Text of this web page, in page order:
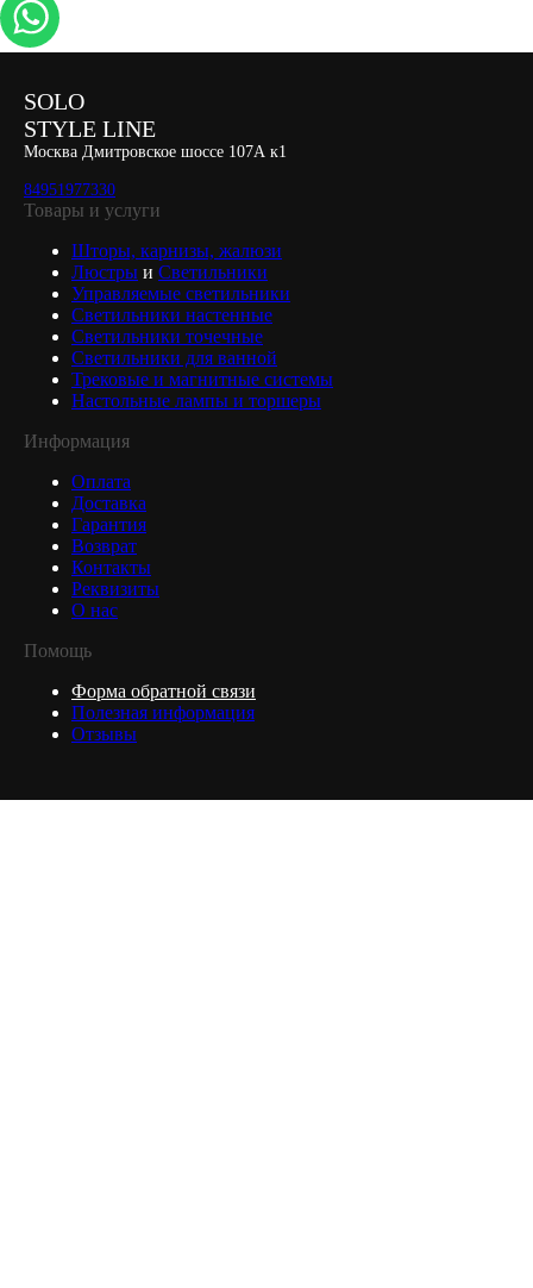
SOLO
STYLE LINE
Москва Дмитровское шоссе 107А к1
84951977330
Товары и услуги
Шторы, карнизы, жалюзи
Люстры и Светильники
Управляемые светильники
Светильники настенные
Светильники точечные
Светильники для ванной
Трековые и магнитные системы
Настольные лампы и торшеры
Информация
Оплата
Доставка
Гарантия
Возврат
Контакты
Реквизиты
О нас
Помощь
Форма обратной связи
Полезная информация
Отзывы